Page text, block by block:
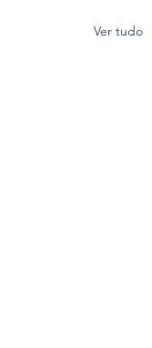
Ver tudo